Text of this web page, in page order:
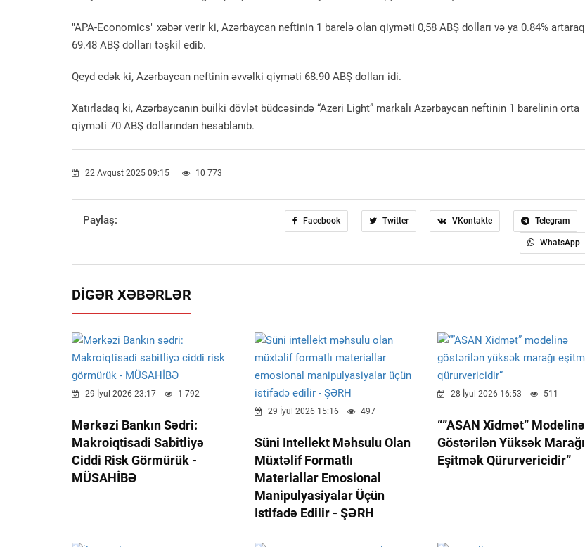
"APA-Economics" xəbər verir ki, Azərbaycan neftinin 1 barelə olan qiyməti 0,58 ABŞ dolları və ya 0.84% artaraq
69.48 ABŞ dolları təşkil edib.
Qeyd edək ki, Azərbaycan neftinin əvvəlki qiyməti 68.90 ABŞ dolları idi.
Xatırladaq ki, Azərbaycanın builki dövlət büdcəsində “Azeri Light” markalı Azərbaycan neftinin 1 barelinin orta
qiyməti 70 ABŞ dollarından hesablanıb.
22 Avqust 2025 09:15 10 773
Paylaş: Facebook Twitter VKontakte Telegram
WhatsApp
DIGƏR XƏBƏRLƏR
29 İyul 2026 23:17 1 792
Mərkəzi Bankın Sədri:
Makroiqtisadi Sabitliyə
Ciddi Risk Görmürük -
MÜSAHİBƏ
29 İyul 2026 15:16 497
Süni Intellekt Məhsulu Olan
Müxtəlif Formatlı
Materiallar Emosional
Manipulyasiyalar Üçün
Istifadə Edilir - ŞƏRH
28 İyul 2026 16:53 511
“”ASAN Xidmət” Modelinə
Göstərilən Yüksək Marağı
Eşitmək Qürurvericidir”